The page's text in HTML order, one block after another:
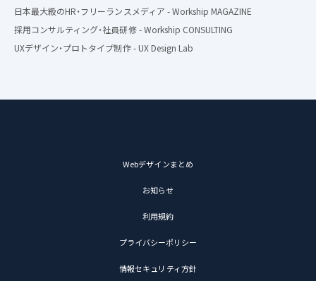
日本最大級のHR・フリーランスメディア - Workship MAGAZINE
採用コンサルティング・社員研修 - Workship CONSULTING
UXデザイン・プロトタイプ制作 - UX Design Lab
Webデザインまとめ
お知らせ
利用規約
プライバシーポリシー
情報セキュリティ方針